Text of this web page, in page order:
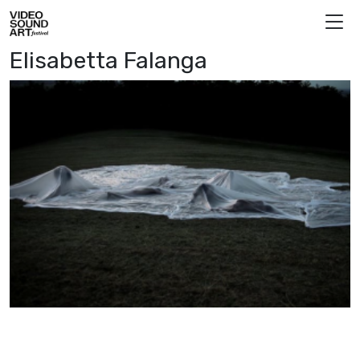
Vai al contenuto
Video Sound Art
Elisabetta Falanga